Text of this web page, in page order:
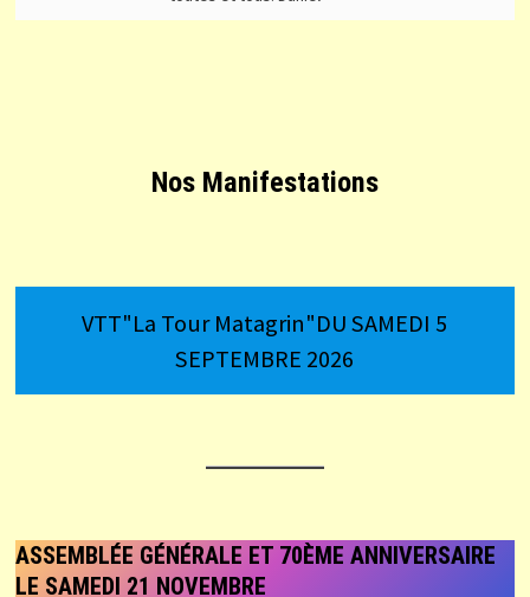
Nos Manifestations
VTT"La Tour Matagrin"DU SAMEDI 5
SEPTEMBRE 2026
ASSEMBLÉE GÉNÉRALE ET 70ÈME ANNIVERSAIRE
LE SAMEDI 21 NOVEMBRE